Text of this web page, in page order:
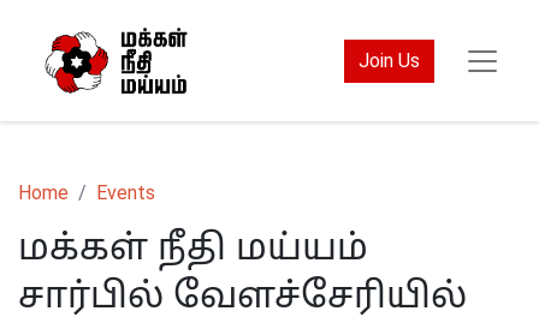
Join Us
Home Events
மக்கள் நீதி மய்யம்
சார்பில் வேளச்சேரியில்